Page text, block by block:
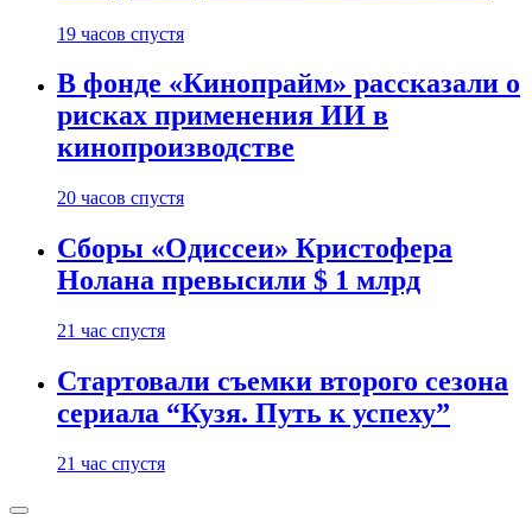
19 часов спустя
В фонде «Кинопрайм» рассказали о
рисках применения ИИ в
кинопроизводстве
20 часов спустя
Сборы «Одиссеи» Кристофера
Нолана превысили $ 1 млрд
21 час спустя
Стартовали съемки второго сезона
сериала “Кузя. Путь к успеху”
21 час спустя